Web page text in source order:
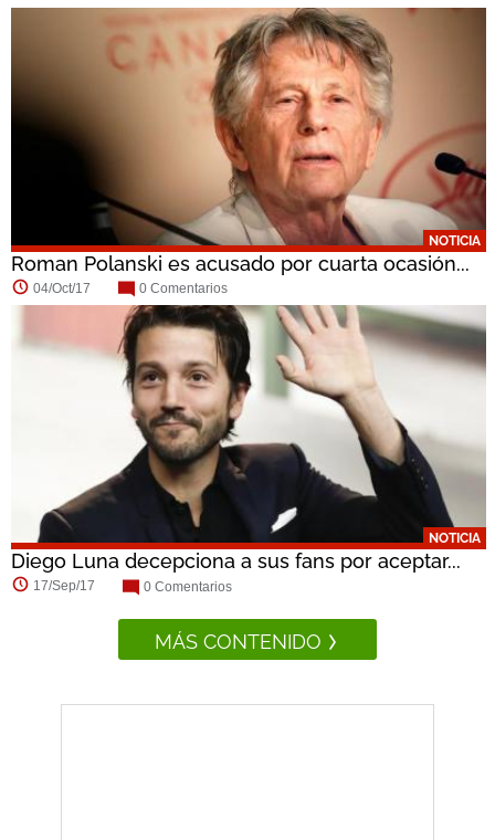
NOTICIA
Roman Polanski es acusado por cuarta ocasión...
04/Oct/17 0 Comentarios
NOTICIA
Diego Luna decepciona a sus fans por aceptar...
17/Sep/17 0 Comentarios
MÁS CONTENIDO